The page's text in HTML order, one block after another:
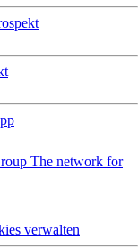
The network for
verwalten